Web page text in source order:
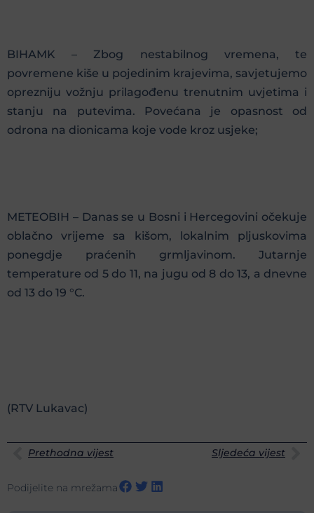
BIHAMK – Zbog nestabilnog vremena, te
povremene kiše u pojedinim krajevima, savjetujemo
oprezniju vožnju prilagođenu trenutnim uvjetima i
stanju na putevima. Povećana je opasnost od
odrona na dionicama koje vode kroz usjeke;
METEOBIH – Danas se u Bosni i Hercegovini očekuje
oblačno vrijeme sa kišom, lokalnim pljuskovima
ponegdje praćenih grmljavinom. Jutarnje
temperature od 5 do 11, na jugu od 8 do 13, a dnevne
od 13 do 19 °C.
(RTV Lukavac)
Prethodna vijest Sljedeća vijest
Podijelite na mrežama